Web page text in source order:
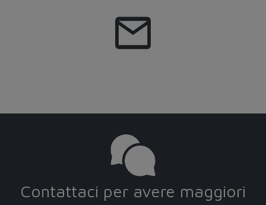
Contattaci per avere maggiori